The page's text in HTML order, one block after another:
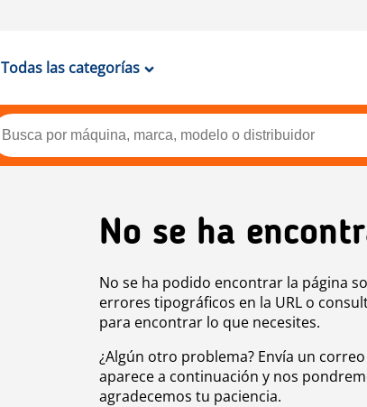
Todas las categorías
No se ha
No se ha podido encontrar la página
errores tipográficos en la URL o
para encontrar lo que necesites.
¿Algún otro problema? Envía un
aparece a continuación y nos
agradecemos tu paciencia.